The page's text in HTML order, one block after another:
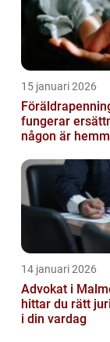
15 januari 2026
Föräldrapenning
fungerar
någon är
14 januari 2026
Advokat i
hittar du rätt
i din vardag